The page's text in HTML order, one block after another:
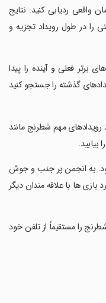
واقعی ردیابی کنید. نتایج
را در طول رویداد تجزیه و
برتر فعلی و آینده را پیدا
گذشته را جستجو کنید
رویدادهای مهم شطرنج مانند
بیابید.
به انجمن پر جنب و جوش
ها با علاقه مندان دیگر
را مستقیماً از تلفن خود